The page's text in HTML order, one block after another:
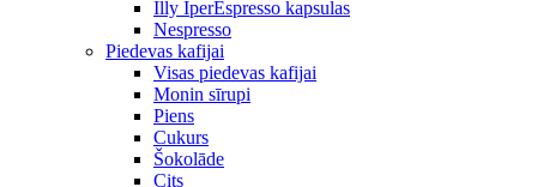
Illy IperEspresso kapsulas
Nespresso
Piedevas kafijai
Visas piedevas kafijai
Monin sīrupi
Piens
Cukurs
Šokolāde
Cits